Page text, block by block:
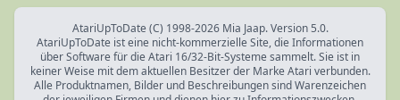
AtariUpToDate (C) 1998-2026 Mia Jaap. Version 5.0.
AtariUpToDate ist eine nicht-kommerzielle Site, die Informationen
über Software für die Atari 16/32-Bit-Systeme sammelt. Sie ist in
keiner Weise mit dem aktuellen Besitzer der Marke Atari verbunden.
Alle Produktnamen, Bilder und Beschreibungen sind Warenzeichen